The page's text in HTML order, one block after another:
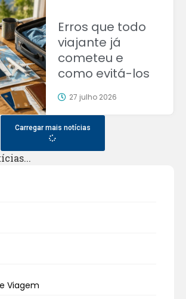
Viagem
Erros que todo
viajante já
cometeu e
como evitá-los
27 julho 2026
Carregar mais notícias